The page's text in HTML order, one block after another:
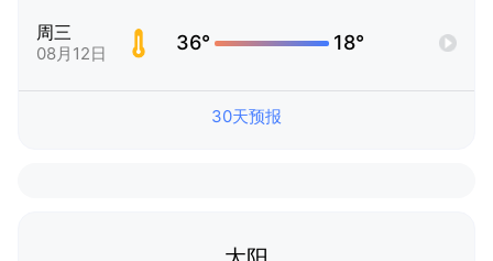
周三
08月12日 36° 18°
30天预报